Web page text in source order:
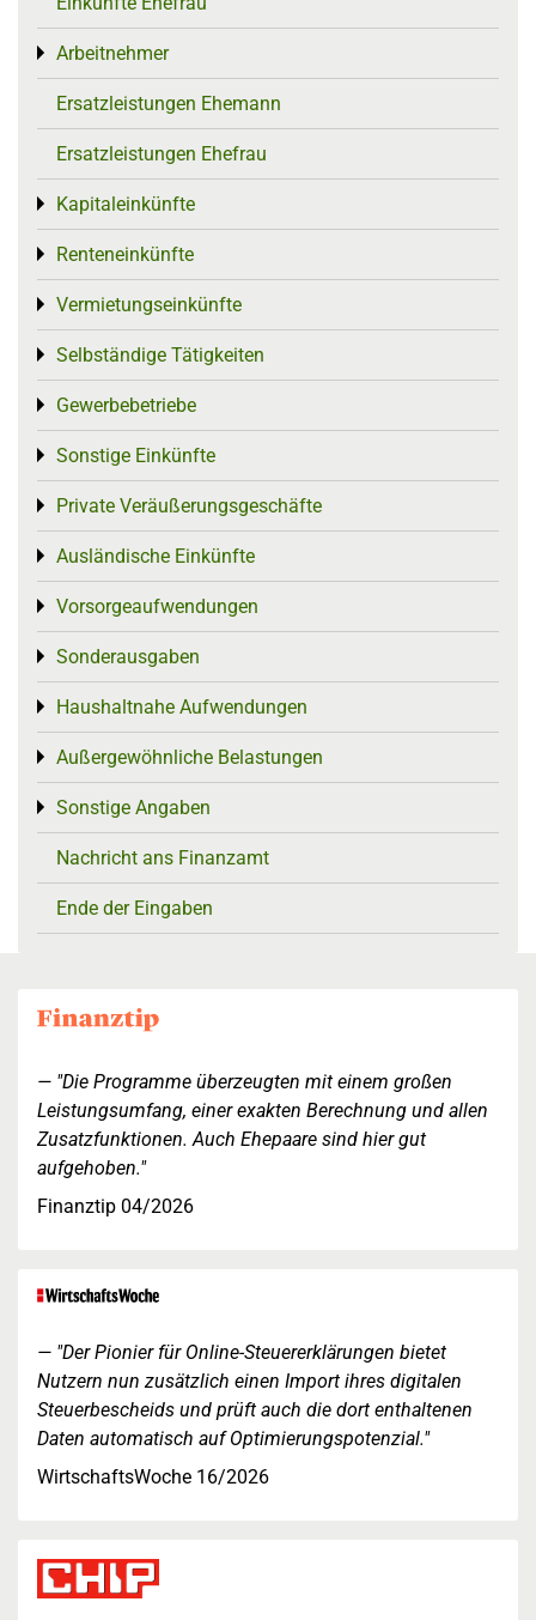
Arbeitnehmer
Toggle menu
Ersatzleistungen Ehemann
Ersatzleistungen Ehefrau
Kapitaleinkünfte
Toggle menu
Renteneinkünfte
Toggle menu
Vermietungseinkünfte
Toggle menu
Selbständige Tätigkeiten
Toggle menu
Gewerbebetriebe
Toggle menu
Sonstige Einkünfte
Toggle menu
Private Veräußerungsgeschäfte
Toggle menu
Ausländische Einkünfte
Toggle menu
Vorsorgeaufwendungen
Toggle menu
Sonderausgaben
Toggle menu
Haushaltnahe Aufwendungen
Toggle menu
Außergewöhnliche Belastungen
Toggle menu
Sonstige Angaben
Toggle menu
Nachricht ans Finanzamt
Ende der Eingaben
"Die Programme überzeugten mit einem großen
Leistungsumfang, einer exakten Berechnung und allen
Zusatzfunktionen. Auch Ehepaare sind hier gut
aufgehoben."
Finanztip 04/2026
"Der Pionier für Online-Steuererklärungen bietet
Nutzern nun zusätzlich einen Import ihres digitalen
Steuerbescheids und prüft auch die dort enthaltenen
Daten automatisch auf Optimierungspotenzial."
WirtschaftsWoche 16/2026